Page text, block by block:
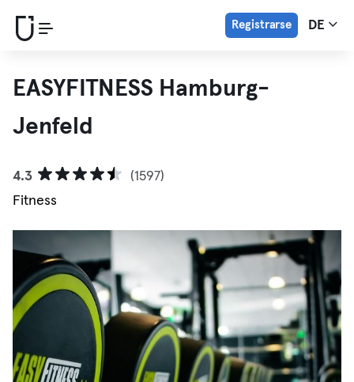
Registrarse DE
EASYFITNESS Hamburg-
Jenfeld
4.3
(1597)
Fitness